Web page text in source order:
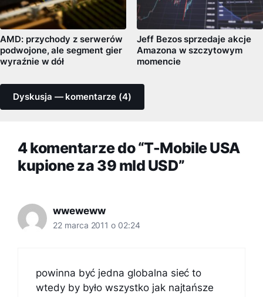
AMD: przychody z serwerów
podwojone, ale segment gier
wyraźnie w dół
Jeff Bezos sprzedaje akcje
Amazona w szczytowym
momencie
Dyskusja — komentarze (4)
4 komentarze do “T-Mobile USA
kupione za 39 mld USD”
wweweww
22 marca 2011 o 02:24
powinna być jedna globalna sieć to
wtedy by było wszystko jak najtańsze